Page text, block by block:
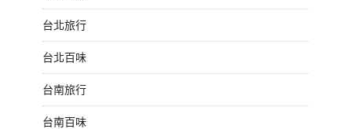
台北旅行
台北百味
台南旅行
台南百味